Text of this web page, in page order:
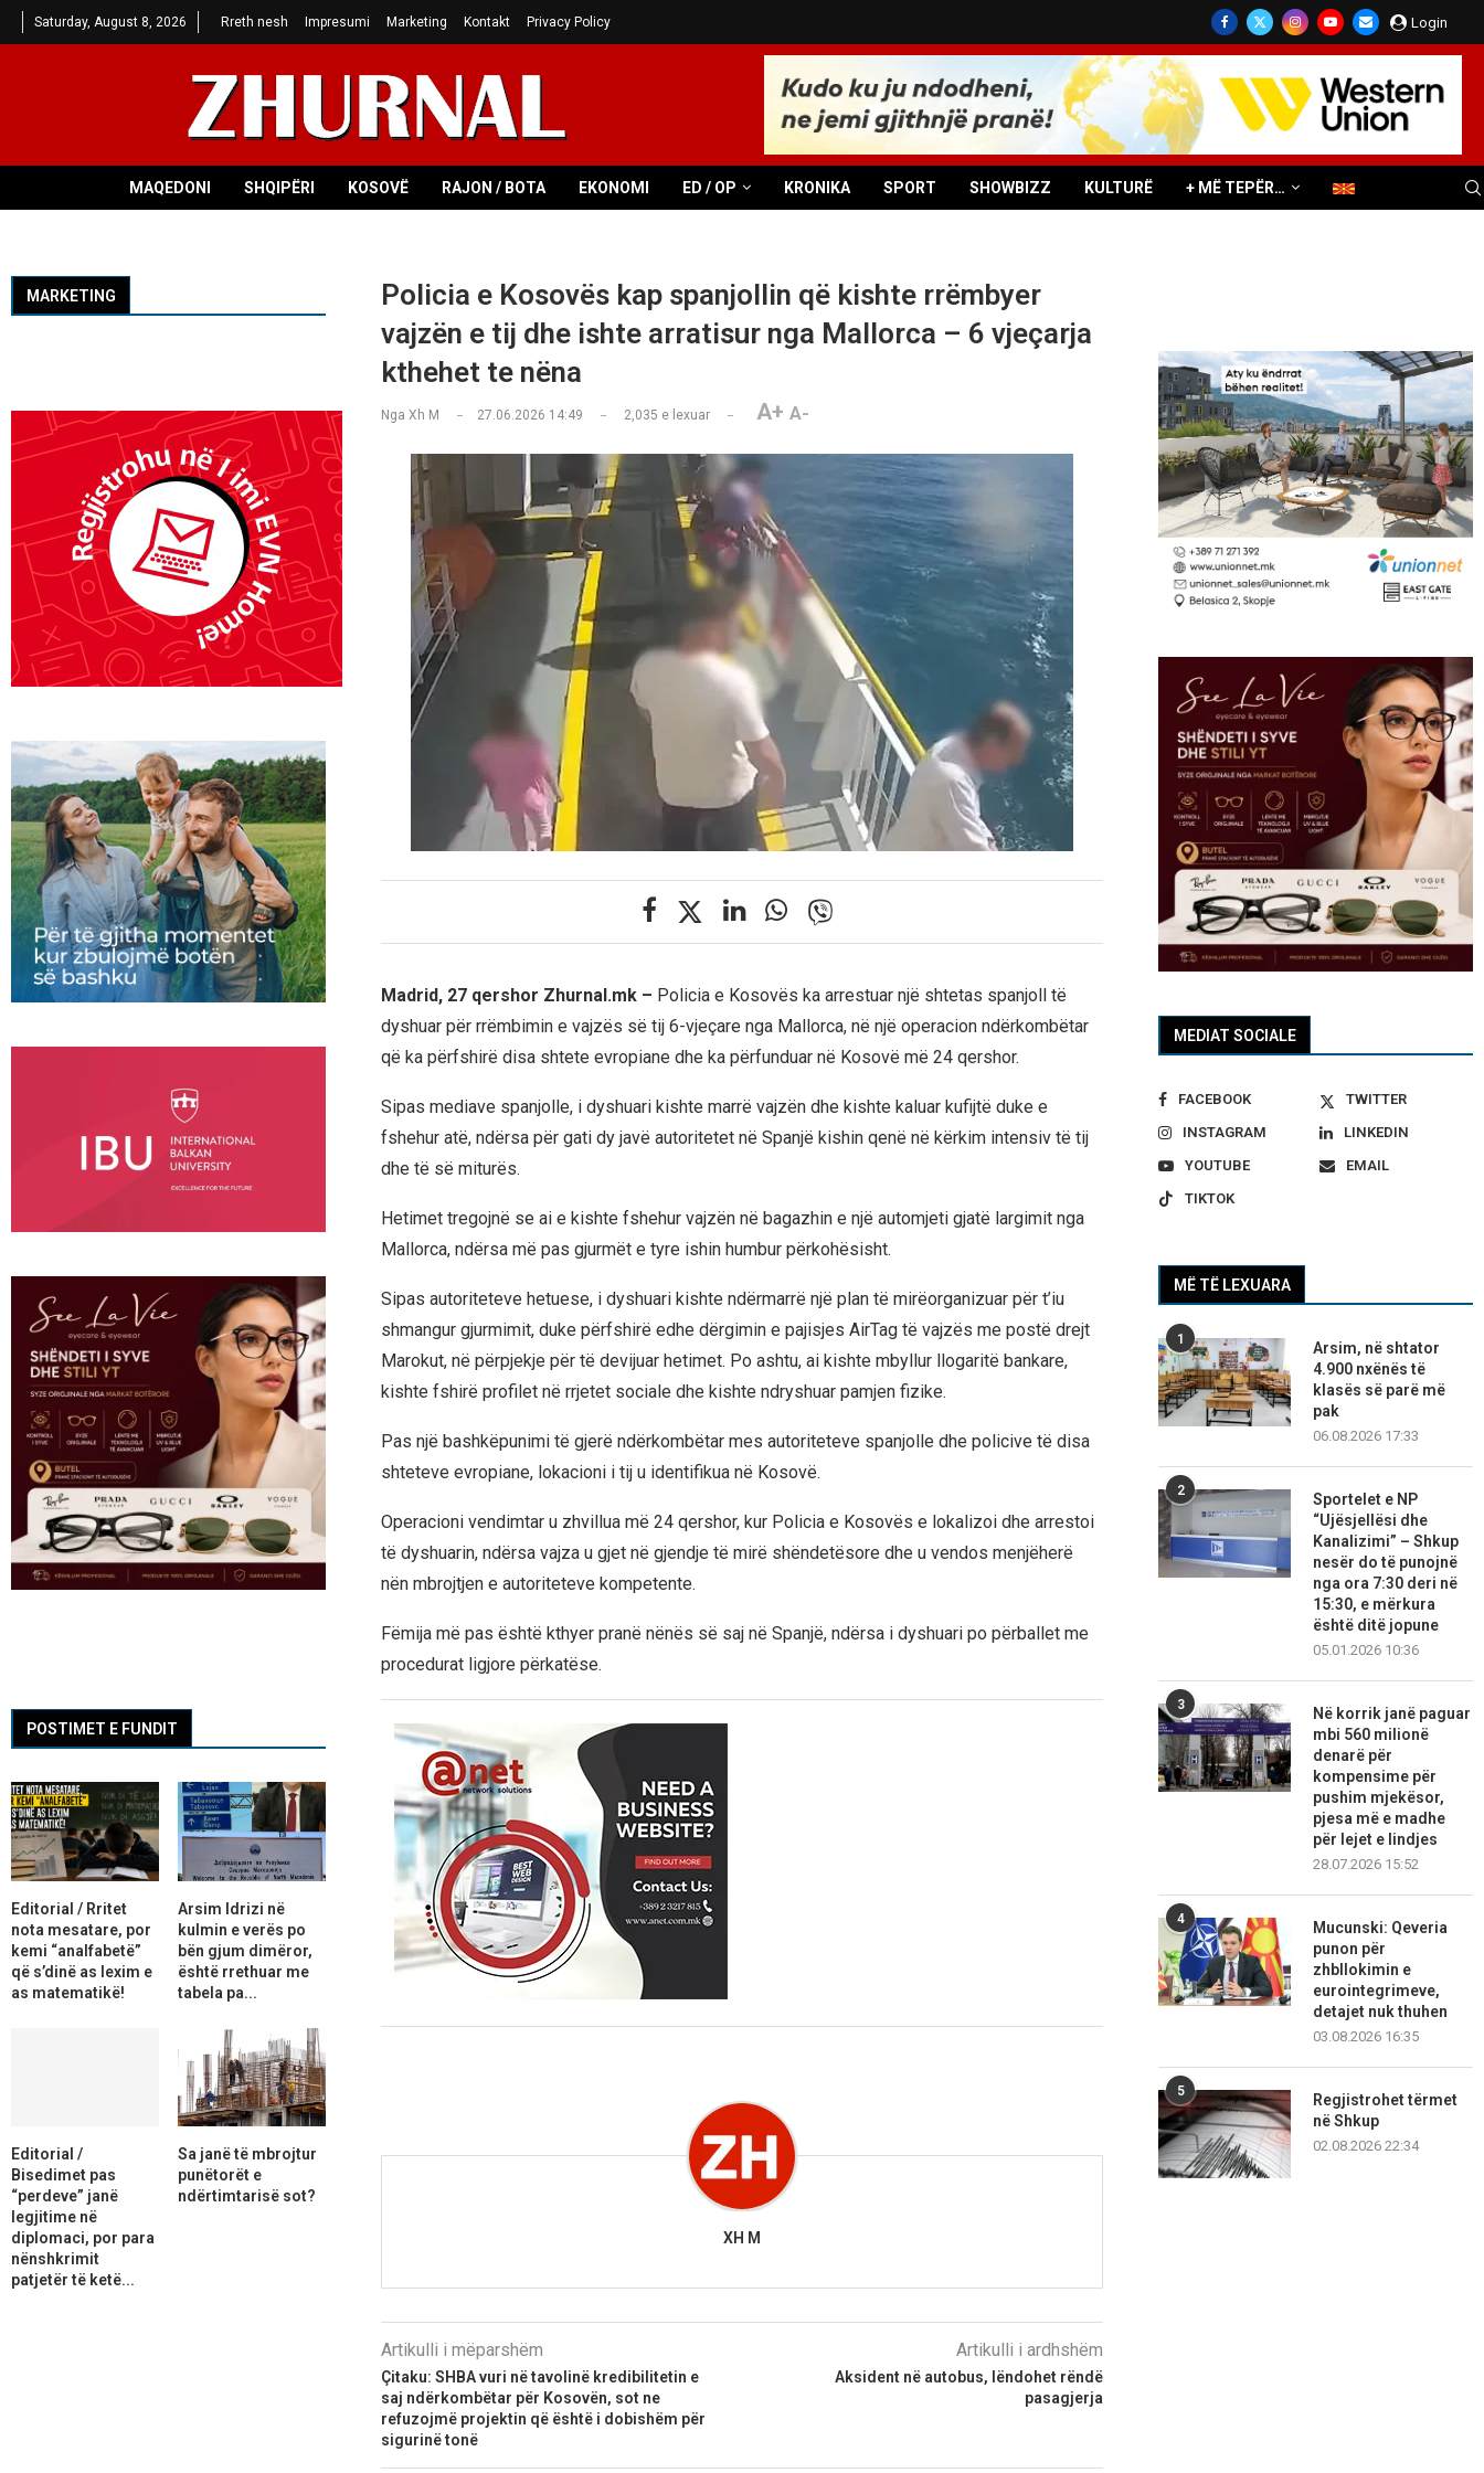
Saturday, August 8, 2026 Rreth nesh Impresumi Marketing Kontakt Privacy Policy Login
MAQEDONI SHQIPËRI KOSOVË RAJON / BOTA EKONOMI ED / OP KRONIKA SPORT SHOWBIZZ KULTURË + MË TEPËR…
Policia e Kosovës kap spanjollin që kishte rrëmbyer
vajzën e tij dhe ishte arratisur nga Mallorca – 6 vjeçarja
kthehet te nëna
Nga Xh M 27.06.2026 14:49 2,035 e lexuar A+ A-
Madrid, 27 qershor Zhurnal.mk – Policia e Kosovës ka arrestuar një shtetas spanjoll të
dyshuar për rrëmbimin e vajzës së tij 6-vjeçare nga Mallorca, në një operacion ndërkombëtar
që ka përfshirë disa shtete evropiane dhe ka përfunduar në Kosovë më 24 qershor.
Sipas mediave spanjolle, i dyshuari kishte marrë vajzën dhe kishte kaluar kufijtë duke e
fshehur atë, ndërsa për gati dy javë autoritetet në Spanjë kishin qenë në kërkim intensiv të tij
dhe të së miturës.
Hetimet tregojnë se ai e kishte fshehur vajzën në bagazhin e një automjeti gjatë largimit nga
Mallorca, ndërsa më pas gjurmët e tyre ishin humbur përkohësisht.
Sipas autoriteteve hetuese, i dyshuari kishte ndërmarrë një plan të mirëorganizuar për t’iu
shmangur gjurmimit, duke përfshirë edhe dërgimin e pajisjes AirTag të vajzës me postë drejt
Marokut, në përpjekje për të devijuar hetimet. Po ashtu, ai kishte mbyllur llogaritë bankare,
kishte fshirë profilet në rrjetet sociale dhe kishte ndryshuar pamjen fizike.
Pas një bashkëpunimi të gjerë ndërkombëtar mes autoriteteve spanjolle dhe policive të disa
shteteve evropiane, lokacioni i tij u identifikua në Kosovë.
Operacioni vendimtar u zhvillua më 24 qershor, kur Policia e Kosovës e lokalizoi dhe arrestoi
të dyshuarin, ndërsa vajza u gjet në gjendje të mirë shëndetësore dhe u vendos menjëherë
nën mbrojtjen e autoriteteve kompetente.
Fëmija më pas është kthyer pranë nënës së saj në Spanjë, ndërsa i dyshuari po përballet me
procedurat ligjore përkatëse.
XH M
Artikulli i mëparshëm
Çitaku: SHBA vuri në tavolinë kredibilitetin e
saj ndërkombëtar për Kosovën, sot ne
refuzojmë projektin që është i dobishëm për
sigurinë tonë
Artikulli i ardhshëm
Aksident në autobus, lëndohet rëndë
pasagjerja
MEDIAT SOCIALE
FACEBOOK
TWITTER
INSTAGRAM
LINKEDIN
YOUTUBE
EMAIL
TIKTOK
MË TË LEXUARA
1
Arsim, në shtator
4.900 nxënës të
klasës së parë më
pak
06.08.2026 17:33
2
Sportelet e NP
“Ujësjellësi dhe
Kanalizimi” – Shkup
nesër do të punojnë
nga ora 7:30 deri në
15:30, e mërkura
është ditë jopune
05.01.2026 10:36
3
Në korrik janë paguar
mbi 560 milionë
denarë për
kompensime për
pushim mjekësor,
pjesa më e madhe
për lejet e lindjes
28.07.2026 15:52
4
Mucunski: Qeveria
punon për
zhbllokimin e
eurointegrimeve,
detajet nuk thuhen
03.08.2026 16:35
5
Regjistrohet tërmet
në Shkup
02.08.2026 22:34
MARKETING
POSTIMET E FUNDIT
Editorial / Rritet
nota mesatare, por
kemi “analfabetë”
që s’dinë as lexim e
as matematikë!
Arsim Idrizi në
kulmin e verës po
bën gjum dimëror,
është rrethuar me
tabela pa...
Editorial /
Bisedimet pas
“perdeve” janë
legjitime në
diplomaci, por para
nënshkrimit
patjetër të ketë...
Sa janë të mbrojtur
punëtorët e
ndërtimtarisë sot?